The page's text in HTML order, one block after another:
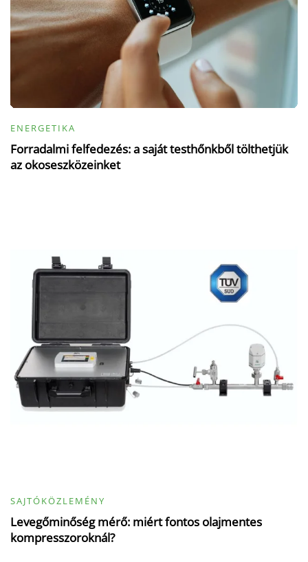
ENERGETIKA
Forradalmi felfedezés: a saját testhőnkből tölthetjük
az okoseszközeinket
SAJTÓKÖZLEMÉNY
Levegőminőség mérő: miért fontos olajmentes
kompresszoroknál?